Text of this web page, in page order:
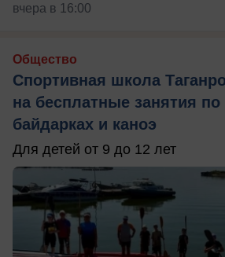
вчера в 16:00
Общество
Спортивная школа
на бесплатные занятия по
байдарках и каноэ
Для детей от 9 до 12 лет